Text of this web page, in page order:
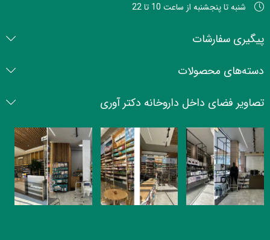
شنبه تا پنجشنبه از ساعت 10 تا 22
پیگیری سفارشات
دسته‌های محصولات
تصاویر فضای داخل داروخانه دکتر آوری